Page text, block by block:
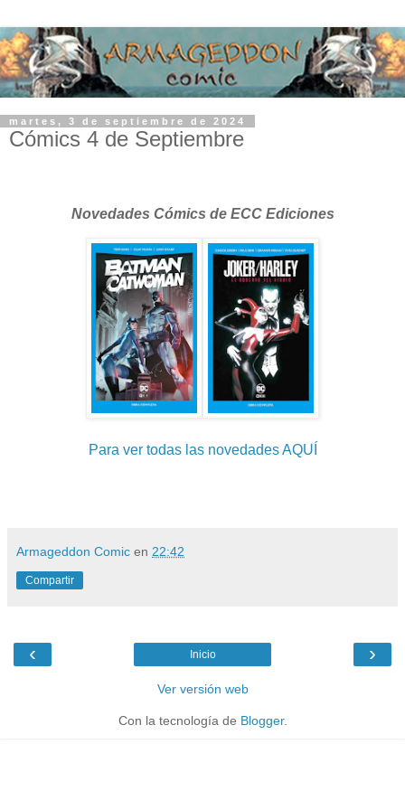
martes, 3 de septiembre de 2024
Cómics 4 de Septiembre
Novedades Cómics de ECC Ediciones
Para ver todas las novedades AQUÍ
Armageddon Comic en 22:42
Compartir
‹ ›
Inicio
Ver versión web
Con la tecnología de Blogger.